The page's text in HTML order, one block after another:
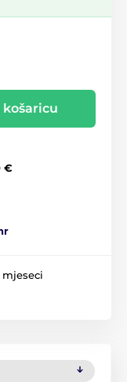
€
mjeseci